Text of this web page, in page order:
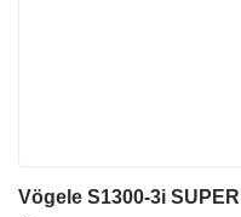
Vögele S1300-3i